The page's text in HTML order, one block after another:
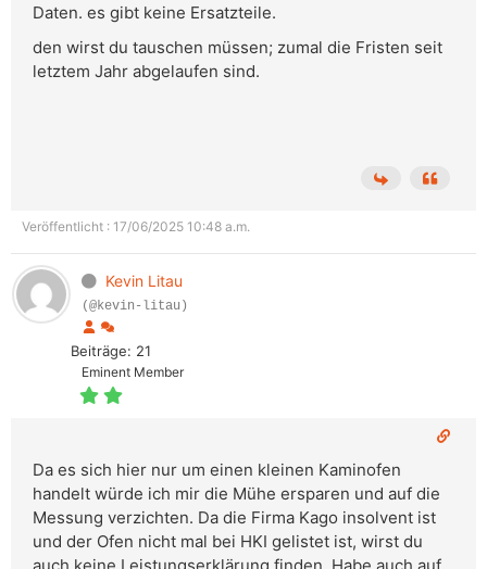
Daten. es gibt keine Ersatzteile.
den wirst du tauschen müssen; zumal die Fristen seit
letztem Jahr abgelaufen sind.
Veröffentlicht : 17/06/2025 10:48 a.m.
Kevin Litau
(@kevin-litau)
Beiträge: 21
Eminent Member
Da es sich hier nur um einen kleinen Kaminofen
handelt würde ich mir die Mühe ersparen und auf die
Messung verzichten. Da die Firma Kago insolvent ist
und der Ofen nicht mal bei HKI gelistet ist, wirst du
auch keine Leistungserklärung finden. Habe auch auf